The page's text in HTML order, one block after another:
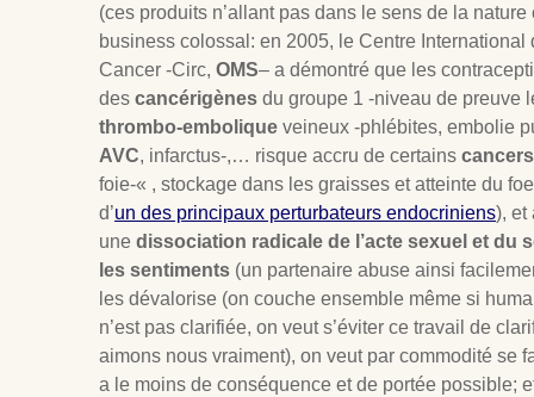
(ces produits n’allant pas dans le sens de la nature
business colossal: en 2005, le Centre International
Cancer -Circ, OMS– a démontré que les
des cancérigènes du groupe 1 -niveau de preuve
thrombo-embolique veineux -phlébites, embolie
AVC, infarctus-,… risque accru de certains cancers
foie-« , stockage dans les graisses et atteinte du
d’un des principaux perturbateurs endocriniens), et
une dissociation radicale de l’acte sexuel et du
les sentiments (un partenaire abuse ainsi
les dévalorise (on couche ensemble même si
n’est pas clarifiée, on veut s’éviter ce travail de
aimons nous vraiment), on veut par commodité se
a le moins de conséquence et de portée possible;